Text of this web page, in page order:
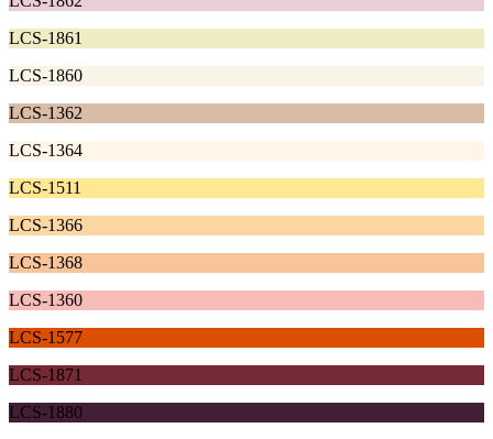
LCS-1861
LCS-1860
LCS-1362
LCS-1364
LCS-1511
LCS-1366
LCS-1368
LCS-1360
LCS-1577
LCS-1871
LCS-1880